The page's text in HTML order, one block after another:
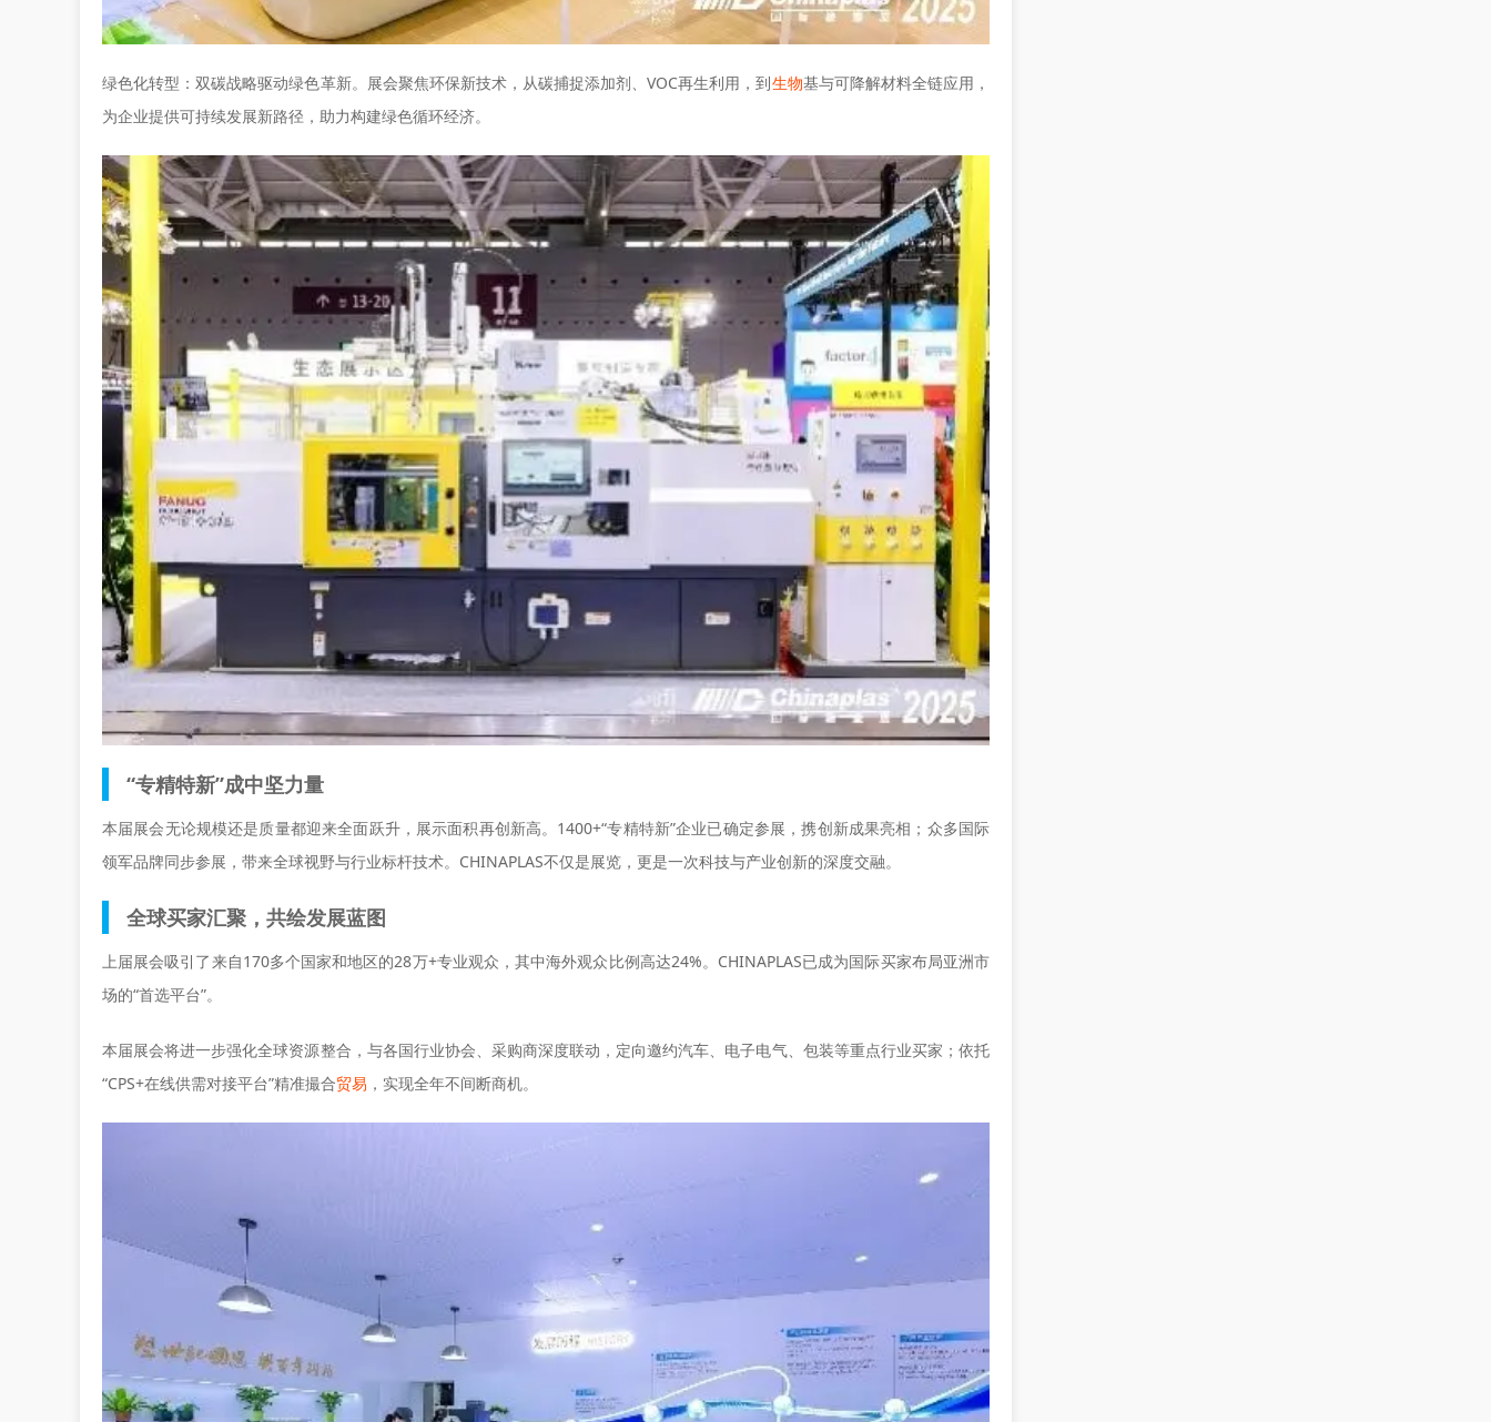
绿色化转型：双碳战略驱动绿色革新。展会聚焦环保新技术，从碳捕捉添加剂、VOC再生利用，到生物基与可降解材料全链应用，
为企业提供可持续发展新路径，助力构建绿色循环经济。
“专精特新”成中坚力量
本届展会无论规模还是质量都迎来全面跃升，展示面积再创新高。1400+“专精特新”企业已确定参展，携创新成果亮相；众多国际
领军品牌同步参展，带来全球视野与行业标杆技术。CHINAPLAS不仅是展览，更是一次科技与产业创新的深度交融。
全球买家汇聚，共绘发展蓝图
上届展会吸引了来自170多个国家和地区的28万+专业观众，其中海外观众比例高达24%。CHINAPLAS已成为国际买家布局亚洲市
场的“首选平台”。
本届展会将进一步强化全球资源整合，与各国行业协会、采购商深度联动，定向邀约汽车、电子电气、包装等重点行业买家；依托
“CPS+在线供需对接平台”精准撮合贸易 ，实现全年不间断商机。